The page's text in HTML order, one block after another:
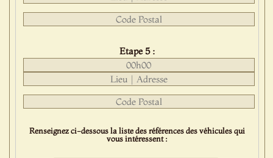
Etape 5 :
Renseignez ci-dessous la liste des références des véhicules qui
vous intéressent :